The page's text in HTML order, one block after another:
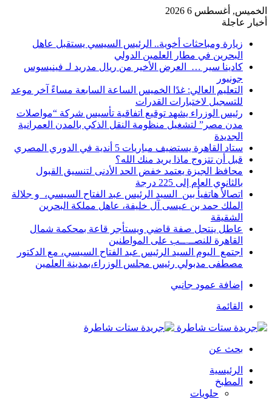
الخميس, أغسطس 6 2026
أخبار عاجلة
زيارة ومباحثات أخوية.. الرئيس السيسي يستقبل عاهل
البحرين في مطار العلمين الدولي
كادينا سير … العرض الأخير من ريال مدريد لـ فينيسوس
جونيور
التعليم العالي: غدًا الخميس الساعة السابعة مساءً آخر موعد
للتسجيل لاختبارات القدرات
رئيس الوزراء يشهد توقيع اتفاقية تأسيس شركة “مواصلات
مدن مصر” لتشغيل منظومة النقل الذكي بالمدن العمرانية
الجديدة
ستاد القاهرة يستضيف مباريات 5 أندية في الدوري المصري
قبل أن تتزوج ماذا يريد منك الله؟
محافظ الجيزة يعتمد خفض الحد الأدنى لتنسيق القبول
بالثانوي العام إلى 225 درجة
اتصالأ هاتفيأ بين السيد الرئيس عبد الفتاح السيسي، و جلالة
الملك حمد بن عيسى آل خليفة، عاهل مملكة البحرين
الشقيقة
عاطل ينتحل صفة قاضي ويستأجر قاعة بمحكمة شمال
القاهرة للنصــ.ــب على المواطنين
اجتمع اليوم السيد الرئيس عبد الفتاح السيسي، مع الدكتور
مصطفى مدبولي رئيس مجلس الوزراء،بمدينة العلمين
إضافة عمود جانبي
القائمة
بحث عن
الرئيسية
المطبخ
حلويات